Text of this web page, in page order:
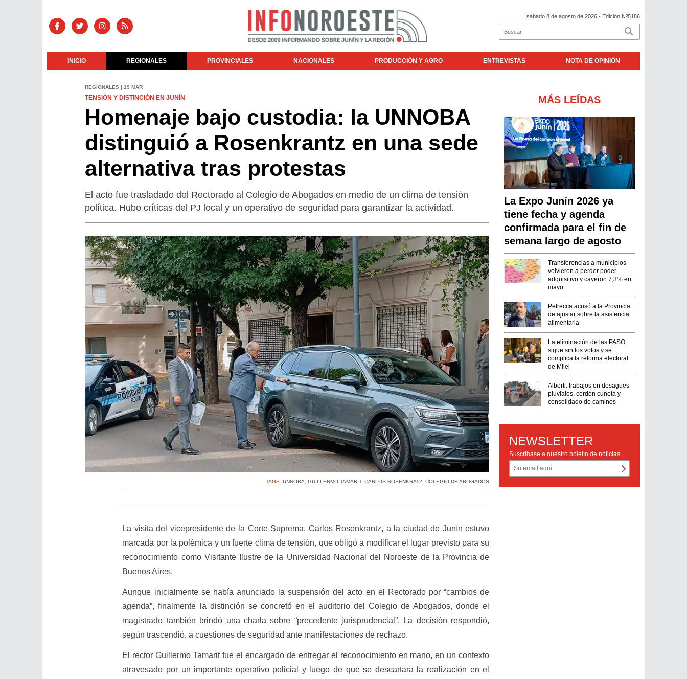
sábado 8 de agosto de 2026 - Edición Nº5186
INICIO REGIONALES PROVINCIALES NACIONALES PRODUCCIÓN Y AGRO ENTREVISTAS NOTA DE OPINIÓN
REGIONALES | 19 MAR
TENSIÓN Y DISTINCIÓN EN JUNÍN
Homenaje bajo custodia: la UNNOBA
distinguió a Rosenkrantz en una sede
alternativa tras protestas
El acto fue trasladado del Rectorado al Colegio de Abogados en medio de un clima de tensión
política. Hubo críticas del PJ local y un operativo de seguridad para garantizar la actividad.
TAGS:UNNOBA ,GUILLERMO TAMARIT,CARLOS ROSENKRATZ ,COLEGIO DE ABOGADOS
La visita del vicepresidente de la Corte Suprema, Carlos Rosenkrantz, a la ciudad de Junín estuvo
marcada por la polémica y un fuerte clima de tensión, que obligó a modificar el lugar previsto para su
reconocimiento como Visitante Ilustre de la Universidad Nacional del Noroeste de la Provincia de
Buenos Aires.
Aunque inicialmente se había anunciado la suspensión del acto en el Rectorado por “cambios de
agenda”, finalmente la distinción se concretó en el auditorio del Colegio de Abogados, donde el
magistrado también brindó una charla sobre “precedente jurisprudencial”. La decisión respondió,
según trascendió, a cuestiones de seguridad ante manifestaciones de rechazo.
El rector Guillermo Tamarit fue el encargado de entregar el reconocimiento en mano, en un contexto
atravesado por un importante operativo policial y luego de que se descartara la realización en el
MÁS LEÍDAS
La Expo Junín 2026 ya
tiene fecha y agenda
confirmada para el fin de
semana largo de agosto
Transferencias a municipios
volvieron a perder poder
adquisitivo y cayeron 7,3% en
mayo
Petrecca acusó a la Provincia
de ajustar sobre la asistencia
alimentaria
La eliminación de las PASO
sigue sin los votos y se
complica la reforma electoral
de Milei
Alberti: trabajos en desagües
pluviales, cordón cuneta y
consolidado de caminos
NEWSLETTER
Suscríbase a nuestro boletín de noticias